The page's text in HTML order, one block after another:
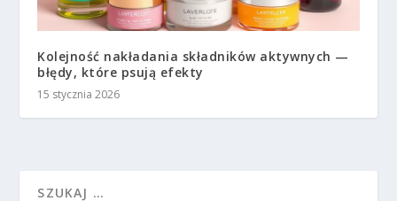
Kolejność nakładania składników aktywnych —
błędy, które psują efekty
15 stycznia 2026